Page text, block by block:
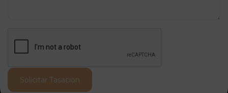
Solicitar Tasacion